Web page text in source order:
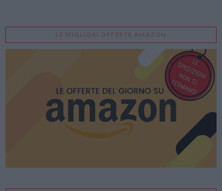
LE MIGLIORI OFFERTE AMAZON